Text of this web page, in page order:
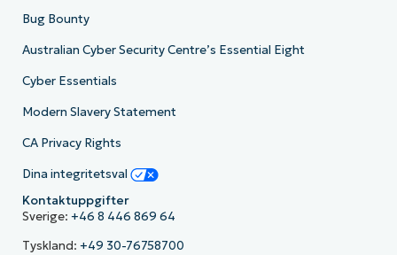
Bug Bounty
Australian Cyber Security Centre’s Essential Eight
Cyber Essentials
Modern Slavery Statement
CA Privacy Rights
Dina integritetsval
Kontaktuppgifter
Sverige: +46 8 446 869 64
Tyskland: +49 30-76758700